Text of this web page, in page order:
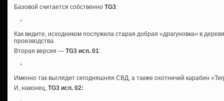
Базовой считается собственно TG3:
Как видите, исходником послужила старая добрая «драгуновка» в
производства.
Вторая версия — TG3 исп. 01:
Именно так выглядит сегодняшняя СВД, а также охотничий карабин
И, наконец, TG3 исп. 02: